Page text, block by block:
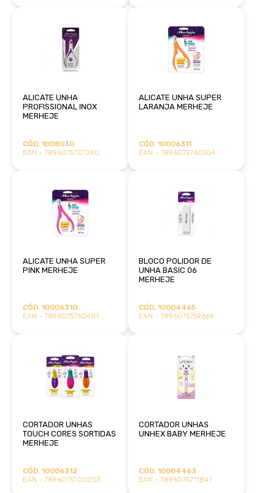
ALICATE UNHA
PROFISSIONAL INOX
MERHEJE
CÓD. 1008030
EAN - 7896075707240
ALICATE UNHA SUPER
LARANJA MERHEJE
CÓD. 10006311
EAN - 7896075760504
ALICATE UNHA SUPER
PINK MERHEJE
CÓD. 10006310
EAN - 7896075760481
BLOCO POLIDOR DE
UNHA BASIC 06
MERHEJE
CÓD. 10004465
EAN - 7896075759669
CORTADOR UNHAS
TOUCH CORES SORTIDAS
MERHEJE
CÓD. 10006312
EAN - 7896075700203
CORTADOR UNHAS
UNHEX BABY MERHEJE
CÓD. 10004463
EAN - 7896075711841